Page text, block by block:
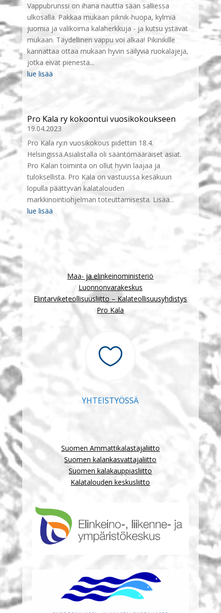
Vappubrunssi on ihana nauttia sään salliessa
ulkosalla. Pakkaa mukaan piknik-huopa, kylmiä
juomia ja valikoima kalaherkkuja - ja kutsu ystävät
mukaan. Täydellinen vappu voi alkaa! Pikinikille
kannattaa ottaa mukaan hyvin säilyviä ruokalajeja,
jotka eivät pienestä...
lue lisää
Pro Kala ry kokoontui vuosikokoukseen
19.04.2023
Pro Kala ry:n vuosikokous pidettiin 18.4.
Helsingissä.Asialistalla oli sääntömääräiset asiat.
Pro Kalan toiminta on ollut hyvin laajaa ja
tuloksellista. Pro Kala on vastuussa kesäkuun
lopulla päättyvän kalatalouden
markkinointiohjelman toteuttamisesta. Lisää...
lue lisää
Maa- ja elinkeinoministeriö
Luonnonvarakeskus
Elintarviketeollisuusliitto – Kalateollisuusyhdistys
Pro Kala

YHTEISTYÖSSÄ
Suomen Ammattikalastajaliitto
Suomen kalankasvattajaliitto
Suomen kalakauppiasliitto
Kalatalouden keskusliitto